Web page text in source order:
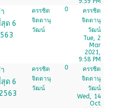
ด 6
ครรชิต
จิตตานุ
วัฒน์
0
ครรชิต
จิตตานุ
วัฒน์
Tue, 2
Mar
2021,
9:58 PM
ด 6
ครรชิต
จิตตานุ
วัฒน์
0
ครรชิต
จิตตานุ
วัฒน์
Wed, 14
Oct